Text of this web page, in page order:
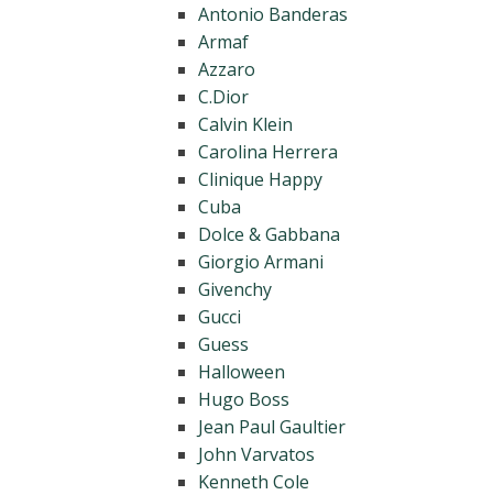
Antonio Banderas
Armaf
Azzaro
C.Dior
Calvin Klein
Carolina Herrera
Clinique Happy
Cuba
Dolce & Gabbana
Giorgio Armani
Givenchy
Gucci
Guess
Halloween
Hugo Boss
Jean Paul Gaultier
John Varvatos
Kenneth Cole